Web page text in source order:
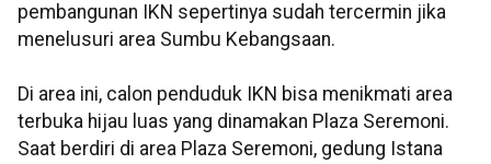
pembangunan IKN sepertinya sudah tercermin jika
menelusuri area Sumbu Kebangsaan.
Di area ini, calon penduduk IKN bisa menikmati area
terbuka hijau luas yang dinamakan Plaza Seremoni.
Saat berdiri di area Plaza Seremoni, gedung Istana